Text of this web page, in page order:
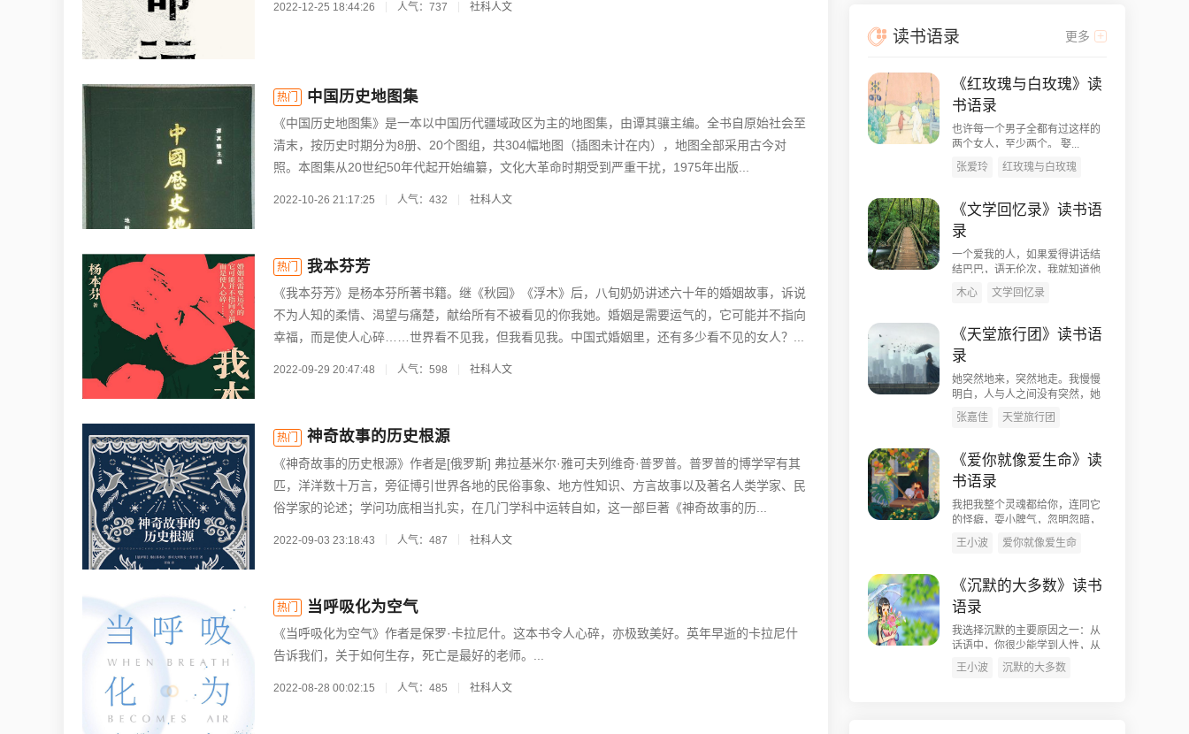
2022-12-25 18:44:26 人气：737 社科人文
热门 中国历史地图集
《中国历史地图集》是一本以中国历代疆域政区为主的地图集，由谭其骧主编。全书自原始社会至
清末，按历史时期分为8册、20个图组，共304幅地图（插图未计在内），地图全部采用古今对
照。本图集从20世纪50年代起开始编纂，文化大革命时期受到严重干扰，1975年出版...
2022-10-26 21:17:25 人气：432 社科人文
热门 我本芬芳
《我本芬芳》是杨本芬所著书籍。继《秋园》《浮木》后，八旬奶奶讲述六十年的婚姻故事，诉说
不为人知的柔情、渴望与痛楚，献给所有不被看见的你我她。婚姻是需要运气的，它可能并不指向
幸福，而是使人心碎……世界看不见我，但我看见我。中国式婚姻里，还有多少看不见的女人？...
2022-09-29 20:47:48 人气：598 社科人文
热门 神奇故事的历史根源
《神奇故事的历史根源》作者是[俄罗斯] 弗拉基米尔·雅可夫列维奇·普罗普。普罗普的博学罕有其
匹，洋洋数十万言，旁征博引世界各地的民俗事象、地方性知识、方言故事以及著名人类学家、民
俗学家的论述；学问功底相当扎实，在几门学科中运转自如，这一部巨著《神奇故事的历...
2022-09-03 23:18:43 人气：487 社科人文
热门 当呼吸化为空气
《当呼吸化为空气》作者是保罗·卡拉尼什。这本书令人心碎，亦极致美好。英年早逝的卡拉尼什
告诉我们，关于如何生存，死亡是最好的老师。...
2022-08-28 00:02:15 人气：485 社科人文
读书语录 更多
《红玫瑰与白玫瑰》读
书语录
也许每一个男子全都有过这样的
两个女人，至少两个。 娶...
张爱玲
红玫瑰与白玫瑰
《文学回忆录》读书语
录
一个爱我的人，如果爱得讲话结
结巴巴，语无伦次，我就知道他
爱我。&...
木心 文学回忆录
《天堂旅行团》读书语
录
她突然地来，突然地走。我慢慢
明白，人与人之间没有突然，她
想好了才...
张嘉佳 天堂旅行团
《爱你就像爱生命》读
书语录
我把我整个灵魂都给你，连同它
的怪癖，耍小脾气，忽明忽暗，
一千八百...
王小波 爱你就像爱生命
《沉默的大多数》读书
语录
我选择沉默的主要原因之一：从
话语中，你很少能学到人性，从
沉默中却...
王小波 沉默的大多数